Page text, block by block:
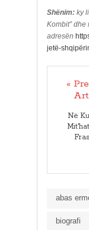
Shënim: ky
Kombit”
adresën
jetë-
«
Në
abas
biografi